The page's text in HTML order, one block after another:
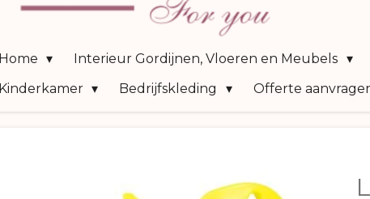
Home Interieur Gordijnen, Vloeren en Meubels
Kinderkamer
Bedrijfskleding Offerte